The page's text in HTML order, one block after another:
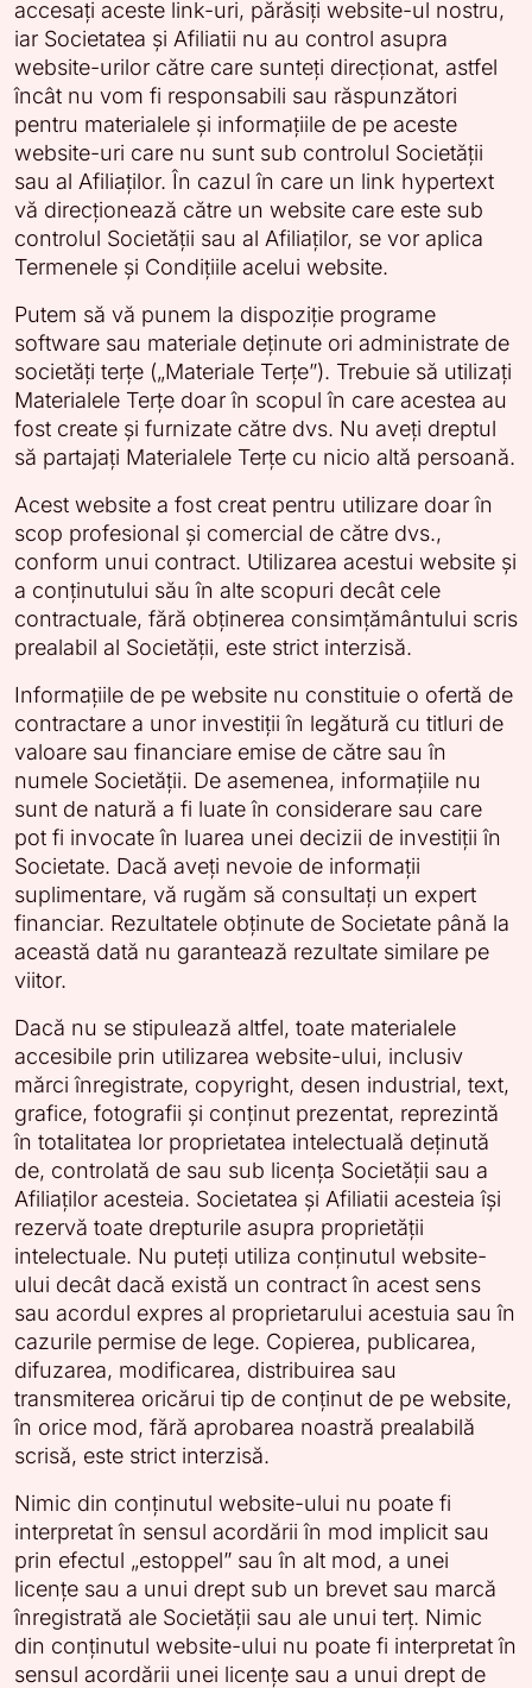
accesați aceste link-uri, părăsiți website-ul nostru,
iar Societatea și Afiliatii nu au control asupra
website-urilor către care sunteți direcționat, astfel
încât nu vom fi responsabili sau răspunzători
pentru materialele și informațiile de pe aceste
website-uri care nu sunt sub controlul Societății
sau al Afiliaților. În cazul în care un link hypertext
vă direcționează către un website care este sub
controlul Societății sau al Afiliaților, se vor aplica
Termenele și Condițiile acelui website.
Putem să vă punem la dispoziție programe
software sau materiale deținute ori administrate de
societăți terțe („Materiale Terțe”). Trebuie să utilizați
Materialele Terțe doar în scopul în care acestea au
fost create și furnizate către dvs. Nu aveți dreptul
să partajați Materialele Terțe cu nicio altă persoană.
Acest website a fost creat pentru utilizare doar în
scop profesional și comercial de către dvs.,
conform unui contract. Utilizarea acestui website și
a conținutului său în alte scopuri decât cele
contractuale, fără obținerea consimțământului scris
prealabil al Societății, este strict interzisă.
Informațiile de pe website nu constituie o ofertă de
contractare a unor investiții în legătură cu titluri de
valoare sau financiare emise de către sau în
numele Societății. De asemenea, informațiile nu
sunt de natură a fi luate în considerare sau care
pot fi invocate în luarea unei decizii de investiții în
Societate. Dacă aveți nevoie de informații
suplimentare, vă rugăm să consultați un expert
financiar. Rezultatele obținute de Societate până la
această dată nu garantează rezultate similare pe
viitor.
Dacă nu se stipulează altfel, toate materialele
accesibile prin utilizarea website-ului, inclusiv
mărci înregistrate, copyright, desen industrial, text,
grafice, fotografii și conținut prezentat, reprezintă
în totalitatea lor proprietatea intelectuală deținută
de, controlată de sau sub licența Societății sau a
Afiliaților acesteia. Societatea și Afiliatii acesteia își
rezervă toate drepturile asupra proprietății
intelectuale. Nu puteți utiliza conținutul website-
ului decât dacă există un contract în acest sens
sau acordul expres al proprietarului acestuia sau în
cazurile permise de lege. Copierea, publicarea,
difuzarea, modificarea, distribuirea sau
transmiterea oricărui tip de conținut de pe website,
în orice mod, fără aprobarea noastră prealabilă
scrisă, este strict interzisă.
Nimic din conținutul website-ului nu poate fi
interpretat în sensul acordării în mod implicit sau
prin efectul „estoppel” sau în alt mod, a unei
licențe sau a unui drept sub un brevet sau marcă
înregistrată ale Societății sau ale unui terț. Nimic
din conținutul website-ului nu poate fi interpretat în
sensul acordării unei licențe sau a unui drept de